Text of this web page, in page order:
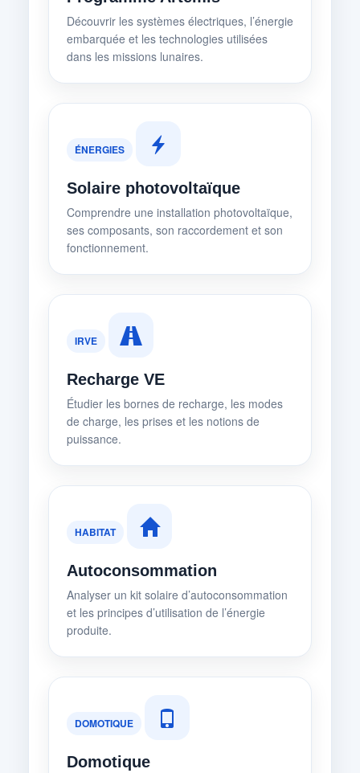
Découvrir les systèmes électriques, l’énergie
embarquée et les technologies utilisées
dans les missions lunaires.
ÉNERGIES
Solaire photovoltaïque
Comprendre une installation photovoltaïque,
ses composants, son raccordement et son
fonctionnement.
IRVE
Recharge VE
Étudier les bornes de recharge, les modes
de charge, les prises et les notions de
puissance.
HABITAT
Autoconsommation
Analyser un kit solaire d’autoconsommation
et les principes d’utilisation de l’énergie
produite.
DOMOTIQUE
Domotique